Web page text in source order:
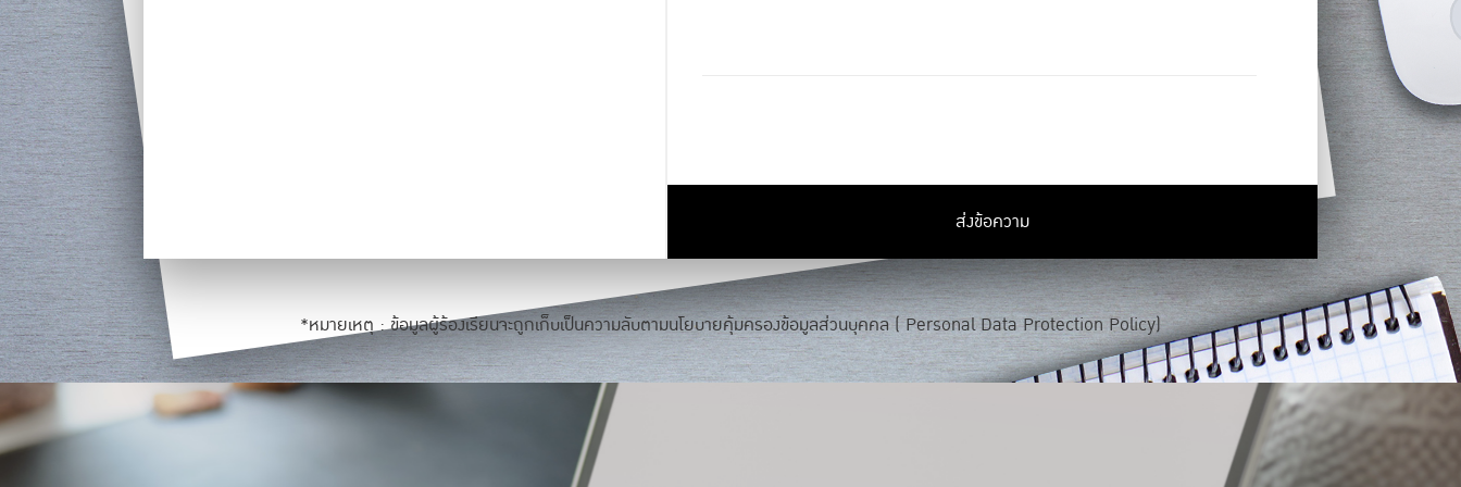
ส่งข้อความ
*หมายเหตุ : ข้อมูลผู้ร้องเรียนจะถูกเก็บเป็นความลับตามนโยบายคุ้มครองข้อมูลส่วนบุคคล (Personal Data Protection Policy)